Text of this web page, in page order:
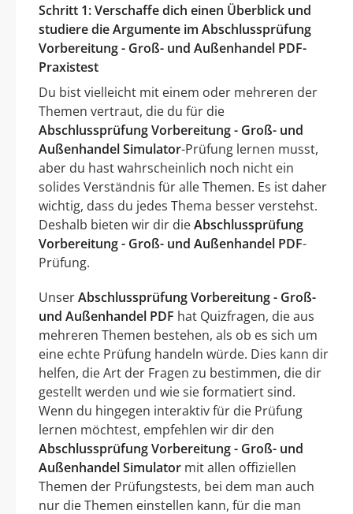
Schritt 1: Verschaffe dich einen Überblick und
studiere die Argumente im Abschlussprüfung
Vorbereitung - Groß- und Außenhandel PDF-
Praxistest
Du bist vielleicht mit einem oder mehreren der
Themen vertraut, die du für die
Abschlussprüfung Vorbereitung - Groß- und
Außenhandel Simulator-Prüfung lernen musst,
aber du hast wahrscheinlich noch nicht ein
solides Verständnis für alle Themen. Es ist daher
wichtig, dass du jedes Thema besser verstehst.
Deshalb bieten wir dir dieAbschlussprüfung
Vorbereitung - Groß- und Außenhandel PDF-
Prüfung.
UnserAbschlussprüfung Vorbereitung - Groß-
und Außenhandel PDF hat Quizfragen, die aus
mehreren Themen bestehen, als ob es sich um
eine echte Prüfung handeln würde. Dies kann dir
helfen, die Art der Fragen zu bestimmen, die dir
gestellt werden und wie sie formatiert sind.
Wenn du hingegen interaktiv für die Prüfung
lernen möchtest, empfehlen wir dir den
Abschlussprüfung Vorbereitung - Groß- und
Außenhandel Simulator mit allen offiziellen
Themen der Prüfungstests, bei dem man auch
nur die Themen einstellen kann, für die man